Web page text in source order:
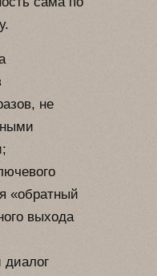
не
«обратный
выхода
диалог